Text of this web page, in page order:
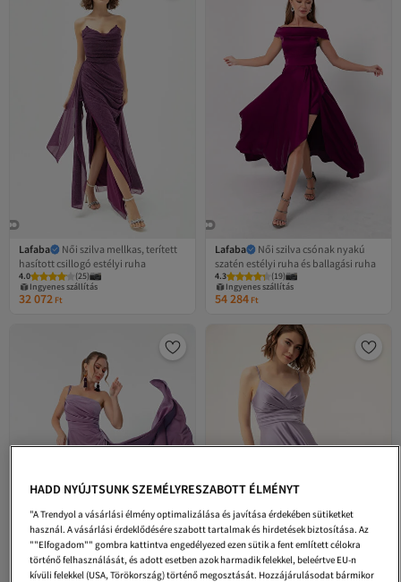
Lafaba
Női szilva mellkas, terített
hasított csillogó estélyi ruha
4.0 (25)
Legalacsonyabb (30 nap)
Ingyenes szállítás
Legalacsonyabb (30 nap)
32 072 Ft
Lafaba
Női szilva csónak nyakú
szatén estélyi ruha és ballagási ruha
4.3 (19)
Legalacsonyabb (30 nap)
Ingyenes szállítás
Legalacsonyabb (30 nap)
54 284 Ft
HADD NYÚJTSUNK SZEMÉLYRESZABOTT ÉLMÉNYT
"A Trendyol a vásárlási élmény optimalizálása és javítása érdekében sütiketket
használ. A vásárlási érdeklődésére szabott tartalmak és hirdetések biztosítása. Az
""Elfogadom"" gombra kattintva engedélyezed ezen sütik a fent említett célokra
történő felhasználását, és adott esetben azok harmadik felekkel, beleértve EU-n
kívüli felekkel (USA, Törökország) történő megosztását. Hozzájárulásodat bármikor